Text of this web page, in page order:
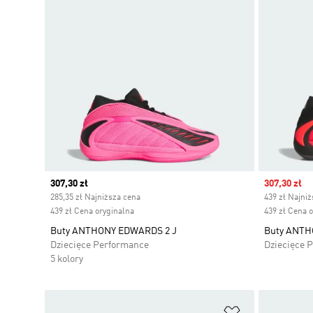
Current price
307,30 zł
285,35 zł Najniższa cena
439 zł Cena oryginalna
Buty ANTHONY EDWARDS 2 J
Dziecięce Performance
5 kolory
Sale price
307,30 zł
439 zł
439 zł Cena
Buty
Dziecięce